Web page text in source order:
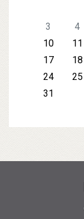
3
4
10
11
17
18
24
25
31